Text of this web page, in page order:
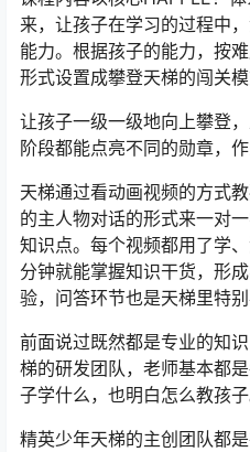
来，让孩子在学习的过程中
能力。根据孩子的能力，按
形式设置成攀登天梯的闯关模
让孩子一级一级地向上攀登
阶段都能点亮不同的勋章，作
天梯通过看动画视频的方式
的主人物对话的形式来一对
知识点。每个视频都用了学
分钟就能掌握知识干货，形
验，问答环节也是天梯里特别
前面说过既然都是专业的知
梯的研发团队，老师基本都
子学什么，也明白怎么教孩子
精英少年天梯的主创团队都